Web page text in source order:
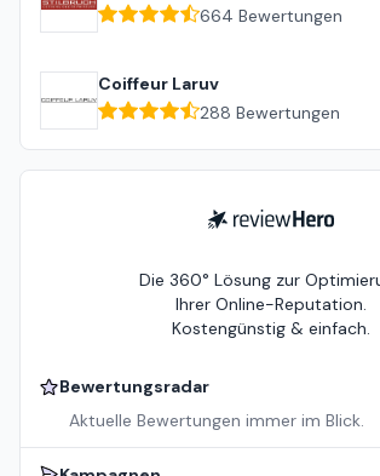
664 Bewertungen
Coiffeur Laruv
288 Bewertungen
ReviewHero
Die 360° Lösung zur
Ihrer Online-Reputation.
Kostengünstig & einfach.
Bewertungsradar
Aktuelle Bewertungen immer im Blick.